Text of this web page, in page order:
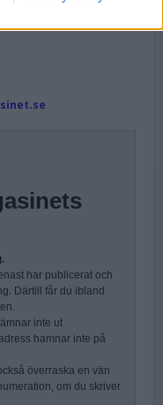
A R Nilsson
A R Nilsson
har publicerat och
Därtill får du ibland
inte ut
hamnar inte på
överraska en vän
om du skriver